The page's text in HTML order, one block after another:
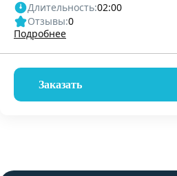
Длительность:02:00
Отзывы:0
Подробнее
Заказать